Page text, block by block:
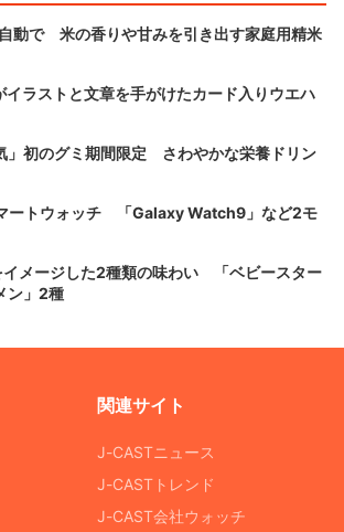
動で 米の香りや甘みを引き出す家庭用精米
イラストと文章を手がけたカード入りウエハ
」初のグミ期間限定 さわやかな栄養ドリン
ートウォッチ 「Galaxy Watch9」など2モ
イメージした2種類の味わい 「ベビースター
ン」2種
関連サイト
J-CASTニュース
J-CASTトレンド
J-CAST会社ウォッチ